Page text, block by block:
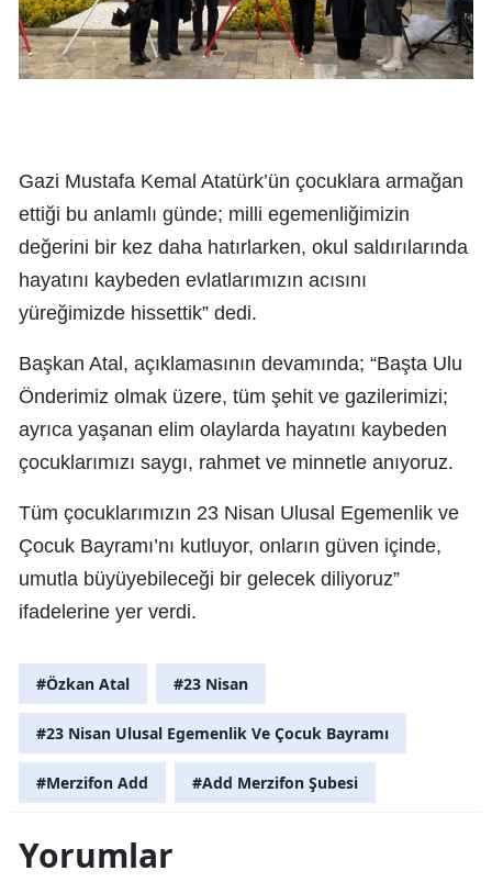
Gazi Mustafa Kemal Atatürk’ün çocuklara armağan
ettiği bu anlamlı günde; milli egemenliğimizin
değerini bir kez daha hatırlarken, okul saldırılarında
hayatını kaybeden evlatlarımızın acısını
yüreğimizde hissettik” dedi.
Başkan Atal, açıklamasının devamında; “Başta Ulu
Önderimiz olmak üzere, tüm şehit ve gazilerimizi;
ayrıca yaşanan elim olaylarda hayatını kaybeden
çocuklarımızı saygı, rahmet ve minnetle anıyoruz.
Tüm çocuklarımızın 23 Nisan Ulusal Egemenlik ve
Çocuk Bayramı’nı kutluyor, onların güven içinde,
umutla büyüyebileceği bir gelecek diliyoruz”
ifadelerine yer verdi.
#Özkan Atal #23 Nisan
#23 Nisan Ulusal Egemenlik Ve Çocuk Bayramı
#Merzifon Add #Add Merzifon Şubesi
Yorumlar